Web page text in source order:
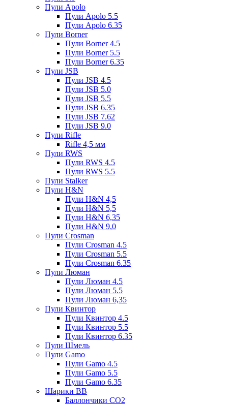
Пули Apolo
Пули Apolo 5.5
Пули Apolo 6.35
Пули Borner
Пули Borner 4.5
Пули Borner 5.5
Пули Borner 6.35
Пули JSB
Пули JSB 4.5
Пули JSB 5.0
Пули JSB 5.5
Пули JSB 6.35
Пули JSB 7.62
Пули JSB 9.0
Пули Rifle
Rifle 4,5 мм
Пули RWS
Пули RWS 4.5
Пули RWS 5.5
Пули Stalker
Пули H&N
Пули H&N 4,5
Пули H&N 5,5
Пули H&N 6,35
Пули H&N 9,0
Пули Crosman
Пули Crosman 4.5
Пули Crosman 5.5
Пули Crosman 6.35
Пули Люман
Пули Люман 4.5
Пули Люман 5.5
Пули Люман 6,35
Пули Квинтор
Пули Квинтор 4.5
Пули Квинтор 5.5
Пули Квинтор 6.35
Пули Шмель
Пули Gamo
Пули Gamo 4.5
Пули Gamo 5.5
Пули Gamo 6.35
Шарики BB
Баллончики CO2